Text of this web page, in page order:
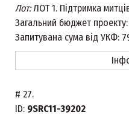
Лот:ЛОТ 1. Підтримка
Загальний бюджет проекту:
Запитувана сума від УКФ:
# 27.
ID: 9SRC11-39202